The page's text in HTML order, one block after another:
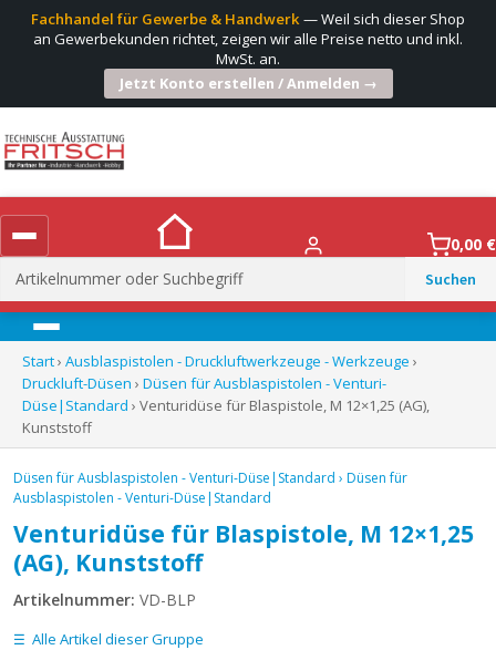
Fachhandel für Gewerbe & Handwerk— Weil sich dieser Shop
an Gewerbekunden richtet, zeigen wir alle Preise netto und inkl.
MwSt. an.
Jetzt Konto erstellen / Anmelden →
Suchen
nach:
0,00 €
Menü
Start› Ausblaspistolen - Druckluftwerkzeuge - Werkzeuge ›
Druckluft-Düsen › Düsen für Ausblaspistolen - Venturi-
Düse|Standard › Venturidüse für Blaspistole, M 12×1,25 (AG),
Kunststoff
Düsen für Ausblaspistolen - Venturi-Düse|Standard › Düsen für
Ausblaspistolen - Venturi-Düse|Standard
Venturidüse für Blaspistole, M 12×1,25
(AG), Kunststoff
Artikelnummer: VD-BLP
Alle Artikel dieser Gruppe